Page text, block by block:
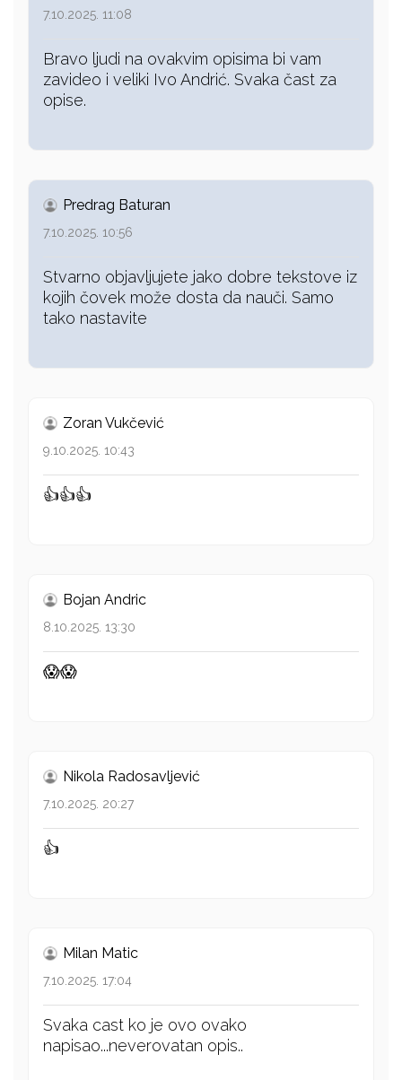
7.10.2025. 11:08
Bravo ljudi na ovakvim opisima bi vam
zavideo i veliki Ivo Andrić. Svaka čast za
opise.
Predrag Baturan
7.10.2025. 10:56
Stvarno objavljujete jako dobre tekstove iz
kojih čovek može dosta da nauči. Samo
tako nastavite
Zoran Vukčević
9.10.2025. 10:43
👍👍👍
Bojan Andric
8.10.2025. 13:30
😱😱
Nikola Radosavljević
7.10.2025. 20:27
👍
Milan Matic
7.10.2025. 17:04
Svaka cast ko je ovo ovako
napisao...neverovatan opis..